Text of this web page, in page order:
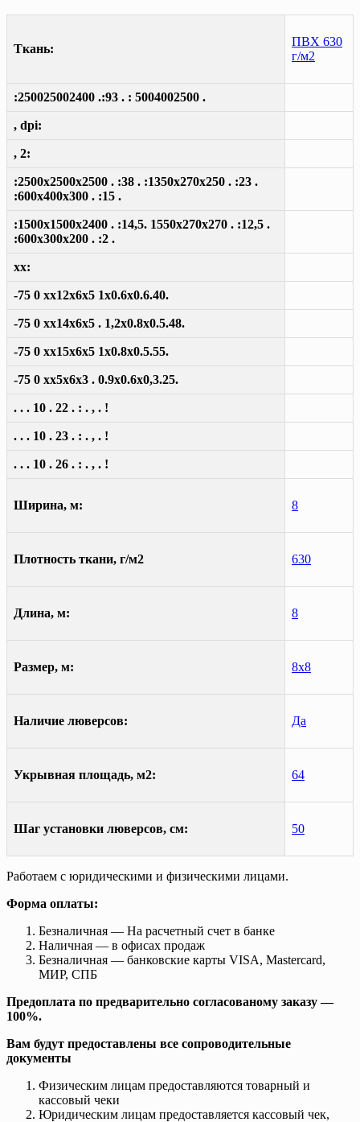
Ткань:
ПВХ 630
г/м2
:250025002400 .:93 . : 5004002500 .
, dpi:
, 2:
:2500x2500x2500 . :38 . :1350x270x250 . :23 .
:600x400x300 . :15 .
:1500x1500x2400 . :14,5. 1550x270x270 . :12,5 .
:600x300x200 . :2 .
xx:
-75 0 xx12x6x5 1x0.6x0.6.40.
-75 0 xx14x6x5 . 1,2x0.8x0.5.48.
-75 0 xx15x6x5 1x0.8x0.5.55.
-75 0 xx5x6x3 . 0.9x0.6x0,3.25.
. . . 10 . 22 . : . , . !
. . . 10 . 23 . : . , . !
. . . 10 . 26 . : . , . !
Ширина, м: 8
Плотность ткани, г/м2 630
Длина, м: 8
Размер, м: 8х8
Наличие люверсов: Да
Укрывная площадь, м2: 64
Шаг установки люверсов, см: 50
Работаем с юридическими и физическими лицами.
Форма оплаты:
Безналичная — На расчетный счет в банке
Наличная — в офисах продаж
Безналичная — банковские карты VISA, Mastercard,
МИР, СПБ
Предоплата по предварительно согласованому заказу —
100%.
Вам будут предоставлены все сопроводительные
документы
Физическим лицам предоставляются товарный и
кассовый чеки
Юридическим лицам предоставляется кассовый чек,